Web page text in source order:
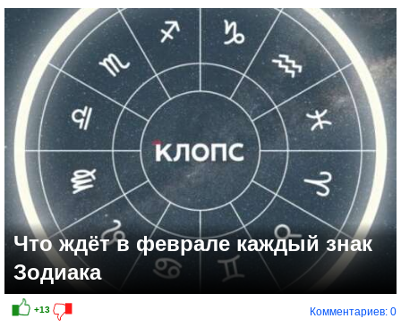
+7
Что ждёт в феврале каждый знак
Зодиака
Комментариев: 0